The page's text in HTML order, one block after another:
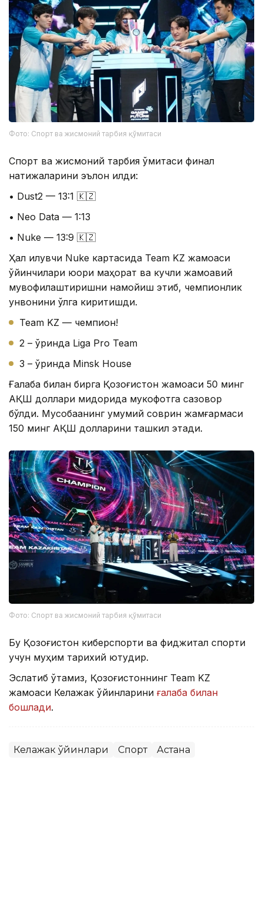
Фото: Спорт ва жисмоний тарбия қўмитаси
Спорт ва жисмоний тарбия қўмитаси финал
натижаларини эълон қилди:
• Dust2 — 13:1 🇰🇿
• Neo Data — 1:13
• Nuke — 13:9 🇰🇿
Ҳал қилувчи Nuke картасида Team KZ жамоаси
ўйинчилари юқори маҳорат ва кучли жамоавий
мувофиқлаштиришни намойиш этиб, чемпионлик
унвонини қўлга киритишди.
Team KZ — чемпион!
2 – ўринда Liga Pro Team
3 – ўринда Minsk House
Ғалаба билан бирга Қозоғистон жамоаси 50 минг
АҚШ доллари миқдорида мукофотга сазовор
бўлди. Мусобақанинг умумий соврин жамғармаси
150 минг АҚШ долларини ташкил этади.
Фото: Спорт ва жисмоний тарбия қўмитаси
Бу Қозоғистон киберспорти ва фиджитал спорти
учун муҳим тарихий ютуқдир.
Эслатиб ўтамиз, Қозоғистоннинг Team KZ
жамоаси Келажак ўйинларини ғалаба билан
бошлади.
Келажак ўйинлари Спорт Астана